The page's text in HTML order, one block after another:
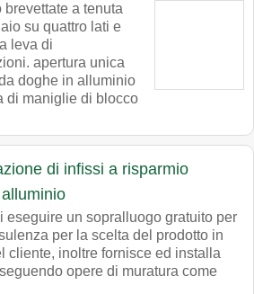
a tenuta
su quattro lati e
leva di
apertura unica
doghe in alluminio
di maniglie di blocco
di infissi a risparmio
eseguire un sopralluogo gratuito per
per la scelta del prodotto in
cliente, inoltre fornisce ed installa
opere di muratura come